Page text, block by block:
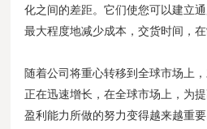
化之间的差距。它们使您可以建立
最大程度地减少成本，交货时间，
随着公司将重心转移到全球市场上
正在迅速增长，在全球市场上，为
盈利能力所做的努力变得越来越重